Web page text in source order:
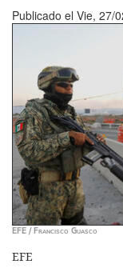
Publicado el Vie, 27/
EFE / Francisco Guasco
EFE